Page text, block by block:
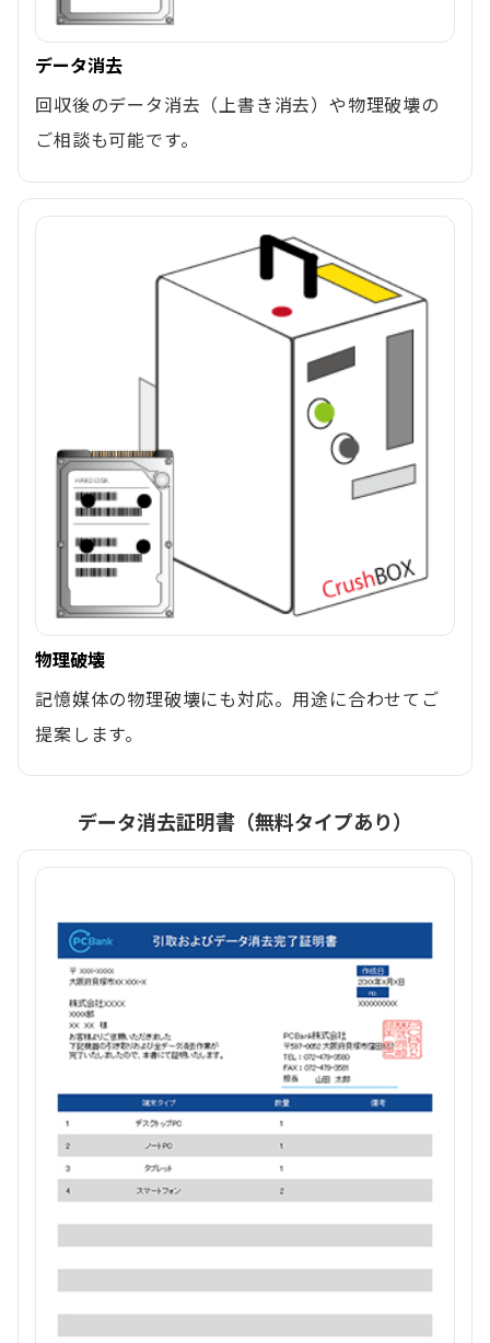
データ消去
回収後のデータ消去（上書き消去）や物理破壊の
ご相談も可能です。
物理破壊
記憶媒体の物理破壊にも対応。用途に合わせてご
提案します。
データ消去証明書（無料タイプあり）